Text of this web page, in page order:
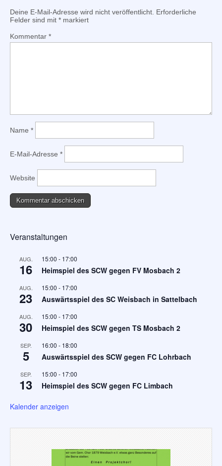
Deine E-Mail-Adresse wird nicht veröffentlicht. Erforderliche
Felder sind mit * markiert
Kommentar *
Name *
E-Mail-Adresse *
Website
Veranstaltungen
AUG.
16
15:00 - 17:00
Heimspiel des SCW gegen FV Mosbach 2
AUG.
23
15:00 - 17:00
Auswärtsspiel des SC Weisbach in Sattelbach
AUG.
30
15:00 - 17:00
Heimspiel des SCW gegen TS Mosbach 2
SEP.
5
16:00 - 18:00
Auswärtsspiel des SCW gegen FC Lohrbach
SEP.
13
15:00 - 17:00
Heimspiel des SCW gegen FC Limbach
Kalender anzeigen